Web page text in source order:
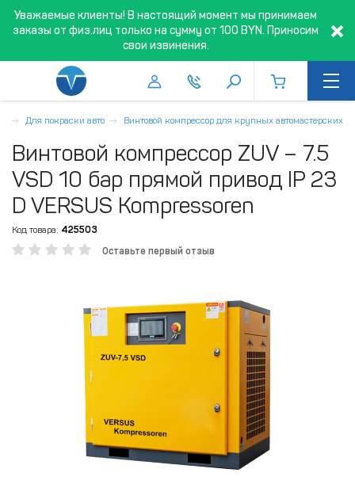
Уважаемые клиенты! В настоящий момент мы принимаем
заказы от физ.лиц только на сумму от 100 BYN. Приносим
свои извинения.
Для покраски авто Винтовой компрессор для крупных автомастерских
Винтовой компрессор ZUV – 7.5
VSD 10 бар прямой привод IP 23
D VERSUS Kompressoren
Код товара: 425503
Оставьте первый отзыв